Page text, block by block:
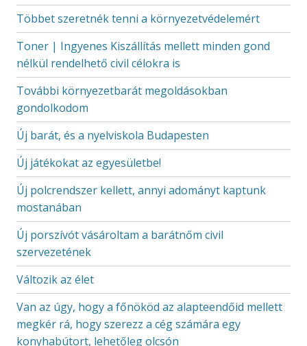
Többet szeretnék tenni a környezetvédelemért
Toner | Ingyenes Kiszállítás mellett minden gond
nélkül rendelhető civil célokra is
További környezetbarát megoldásokban
gondolkodom
Új barát, és a nyelviskola Budapesten
Új játékokat az egyesületbe!
Új polcrendszer kellett, annyi adományt kaptunk
mostanában
Új porszívót vásároltam a barátnőm civil
szervezetének
Változik az élet
Van az úgy, hogy a főnököd az alapteendőid mellett
megkér rá, hogy szerezz a cég számára egy
konyhabútort, lehetőleg olcsón